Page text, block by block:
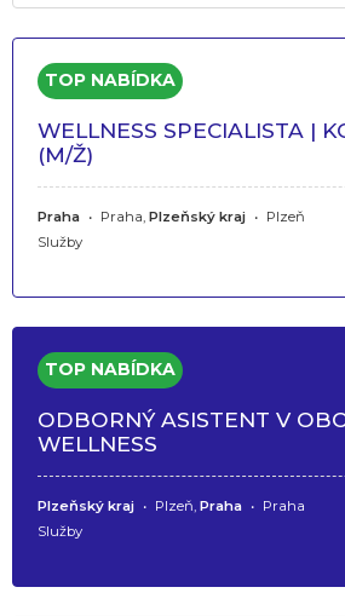
WELLNESS SPECIALISTA |
(M/Ž)
Praha • Praha, Plzeňský kraj • Plzeň
Služby
ODBORNÝ ASISTENT V
WELLNESS
Plzeňský kraj • Plzeň, Praha • Praha
Služby